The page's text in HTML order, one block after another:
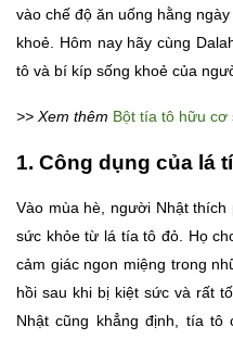
vào chế độ ăn uống hằng
khoẻ. Hôm nay hãy cùng
tô và bí kíp sống khoẻ của
>> Xem thêm Bột tía tô hữu cơ
1. Công dụng của lá
Vào mùa hè, người Nhật
sức khỏe từ lá tía tô đỏ. Họ
cảm giác ngon miệng trong
hồi sau khi bị kiệt sức và rất
Nhật cũng khẳng định, tía